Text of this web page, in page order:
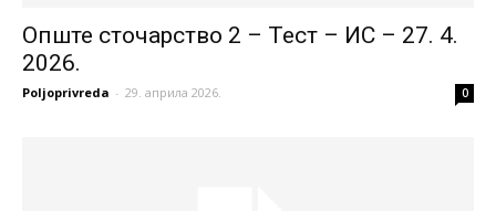
Опште сточарство 2 – Тест – ИС – 27. 4.
2026.
Poljoprivreda - 29. априла 2026. 0